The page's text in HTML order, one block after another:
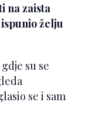
na zaista
želju
su se
se i sam